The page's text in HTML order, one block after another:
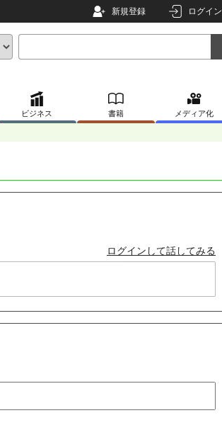
新規登録 ログイン
ビジネス 書籍 メディア化
ログインして話してみる